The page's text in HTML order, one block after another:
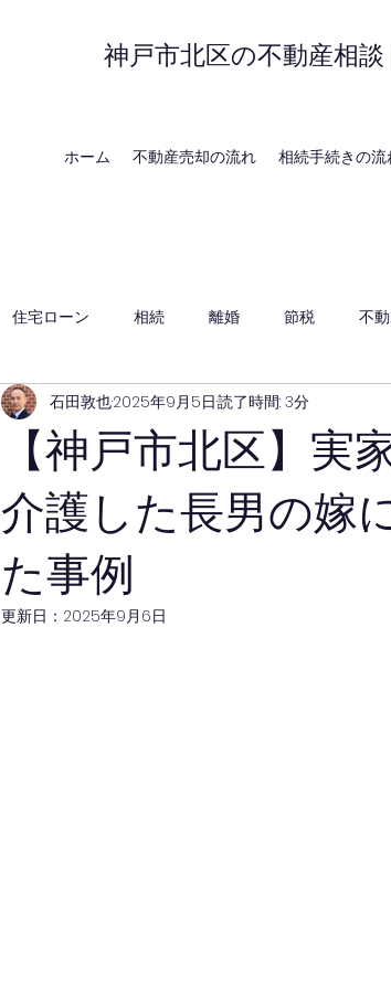
神戸市北区の不動産相
ホーム 不動産売却の流れ 相続手続きの流
住宅ローン 相続 離婚 節税 不
神戸の地域・時事
【神戸市北区】
介護した長男の嫁
た事例
石田敦也2025年9月5日読了時間: 3分
更新日： 2025年9月6日